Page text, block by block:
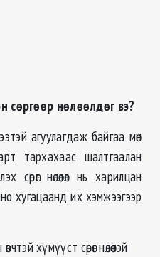
сөргөөр нөлөөлдөг вэ?
агуулагдаж байгаа мөн
тархахаас шалтгаалан
нөлөөлөл нь харилцан
хугацаанд их хэмжээгээр
хүмүүст сөрөг нөлөөтэй